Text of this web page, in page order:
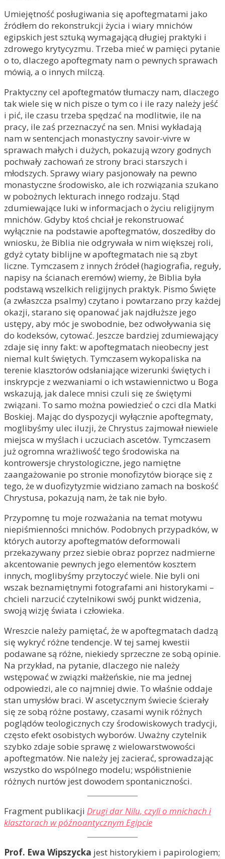
Umiejętność posługiwania się apoftegmatami jako
źródłem do rekonstrukcji życia i wiary mnichów
egipskich jest sztuką wymagającą długiej praktyki i
zdrowego krytycyzmu. Trzeba mieć w pamięci pytanie
o to, dlaczego apoftegmaty nam o pewnych sprawach
mówią, a o innych milczą.
Praktyczny cel apoftegmatów tłumaczy nam, dlaczego
tak wiele się w nich pisze o tym co i ile razy należy jeść
i pić, ile czasu trzeba spędzać na modlitwie, ile na
pracy, ile zaś przeznaczyć na sen. Mnisi wykładają
nam w sentencjach monastyczny savoir-vivre w
sprawach małych i dużych, pokazują wzory godnych
pochwały zachowań ze strony braci starszych i
młodszych. Sprawy wiary pasjonowały na pewno
monastyczne środowisko, ale ich rozwiązania szukano
w po­bożnych lekturach innego rodzaju. Stąd
zdumiewające luki w informacjach o życiu religijnym
mnichów. Gdyby ktoś chciał je rekonstruować
wyłącznie na podstawie apoftegmatów, doszedłby do
wniosku, że Biblia nie odgrywała w nim większej roli,
gdyż cytaty biblijne w apoftegmatach nie są zbyt
liczne. Tymczasem z innych źródeł (hagiografia, reguły,
napisy na ścianach eremów) wiemy, że Biblia była
podstawą wszelkich religijnych praktyk. Pismo Święte
(a zwła­szcza psalmy) czytano i powtarzano przy każdej
okazji, starano się opanować jak najdłuższe jego
ustępy, aby móc je swobodnie, bez odwoływania się
do kodeksów, cytować. Jeszcze bardziej zdumiewający
zdaje się inny fakt: w apoftegmatach nieobecny jest
niemal kult świętych. Tymczasem wykopaliska na
terenie klasztorów odsłaniające wizerunki świętych i
inskrypcje z wezwaniami o ich wstawiennictwo u Boga
wskazują, jak dalece mnisi czuli się ze świętymi
związani. To samo można powiedzieć o czci dla Matki
Boskiej. Mając do dyspozycji wyłącznie apoftegmaty,
moglibyśmy ulec iluzji, że Chrystus zajmował niewiele
miejsca w myślach i uczuciach ascetów. Tymczasem
już ogromna wrażliwość tego środowiska na
kontrowersje chrystologiczne, jego namiętne
zaangażowanie po stronie monofizytów biorące się z
tego, że w duofizytyzmie widziano zamach na boskość
Chrystusa, pokazują nam, że tak nie było.
Przypomnę tu moje rozważania na temat motywu
niepiśmienności mnichów. Podobnych przypadków, w
których autorzy apoftegmatów deformowali
przekazywany przez siebie obraz poprzez nadmierne
akcentowanie pewnych jego elementów kosztem
innych, moglibyśmy przytoczyć wiele. Nie byli oni
wszak beznamiętnymi fotografami ani historykami –
chcieli narzucić czytelnikowi swój punkt widzenia,
swoją wizję świata i czło­wieka.
Wreszcie należy pamiętać, że w apoftegmatach dadzą
się wykryć różne tendencje. W tej samej kwestii
podawane są różne, niekiedy sprzeczne ze sobą opinie.
Na przykład, na pytanie, dlaczego nie należy
wstępować w związki małżeńskie, nie ma jednej
odpowiedzi, ale co najmniej dwie. To właśnie oddaje
stan umysłów braci. W ascetycznym świecie ścierały
się ze sobą różne postawy, czasami wynik różnych
poglądów teologicznych czy środowiskowych tradycji,
często efekt osobistych wyborów. Uważny czytelnik
szybko zdaje sobie sprawę z wielowarstwowości
apoftegmatów. Nie należy jej zacierać, sprowadzając
wszystko do wspólnego modelu; współistnienie
różnych nurtów jest dowodem spontaniczności.
Fragment publikacji Drugi dar Nilu, czyli o mnichach i
klasztorach w późnoantycznym Egipcie
Prof. Ewa Wipszycka jest historykiem i papirologiem;